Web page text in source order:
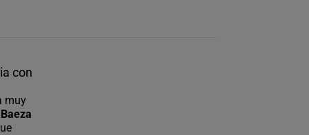
con
muy